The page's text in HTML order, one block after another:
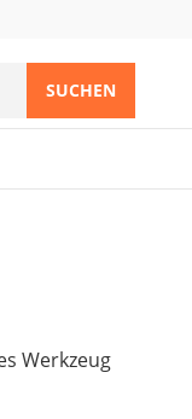
SUCHEN
Werkzeug